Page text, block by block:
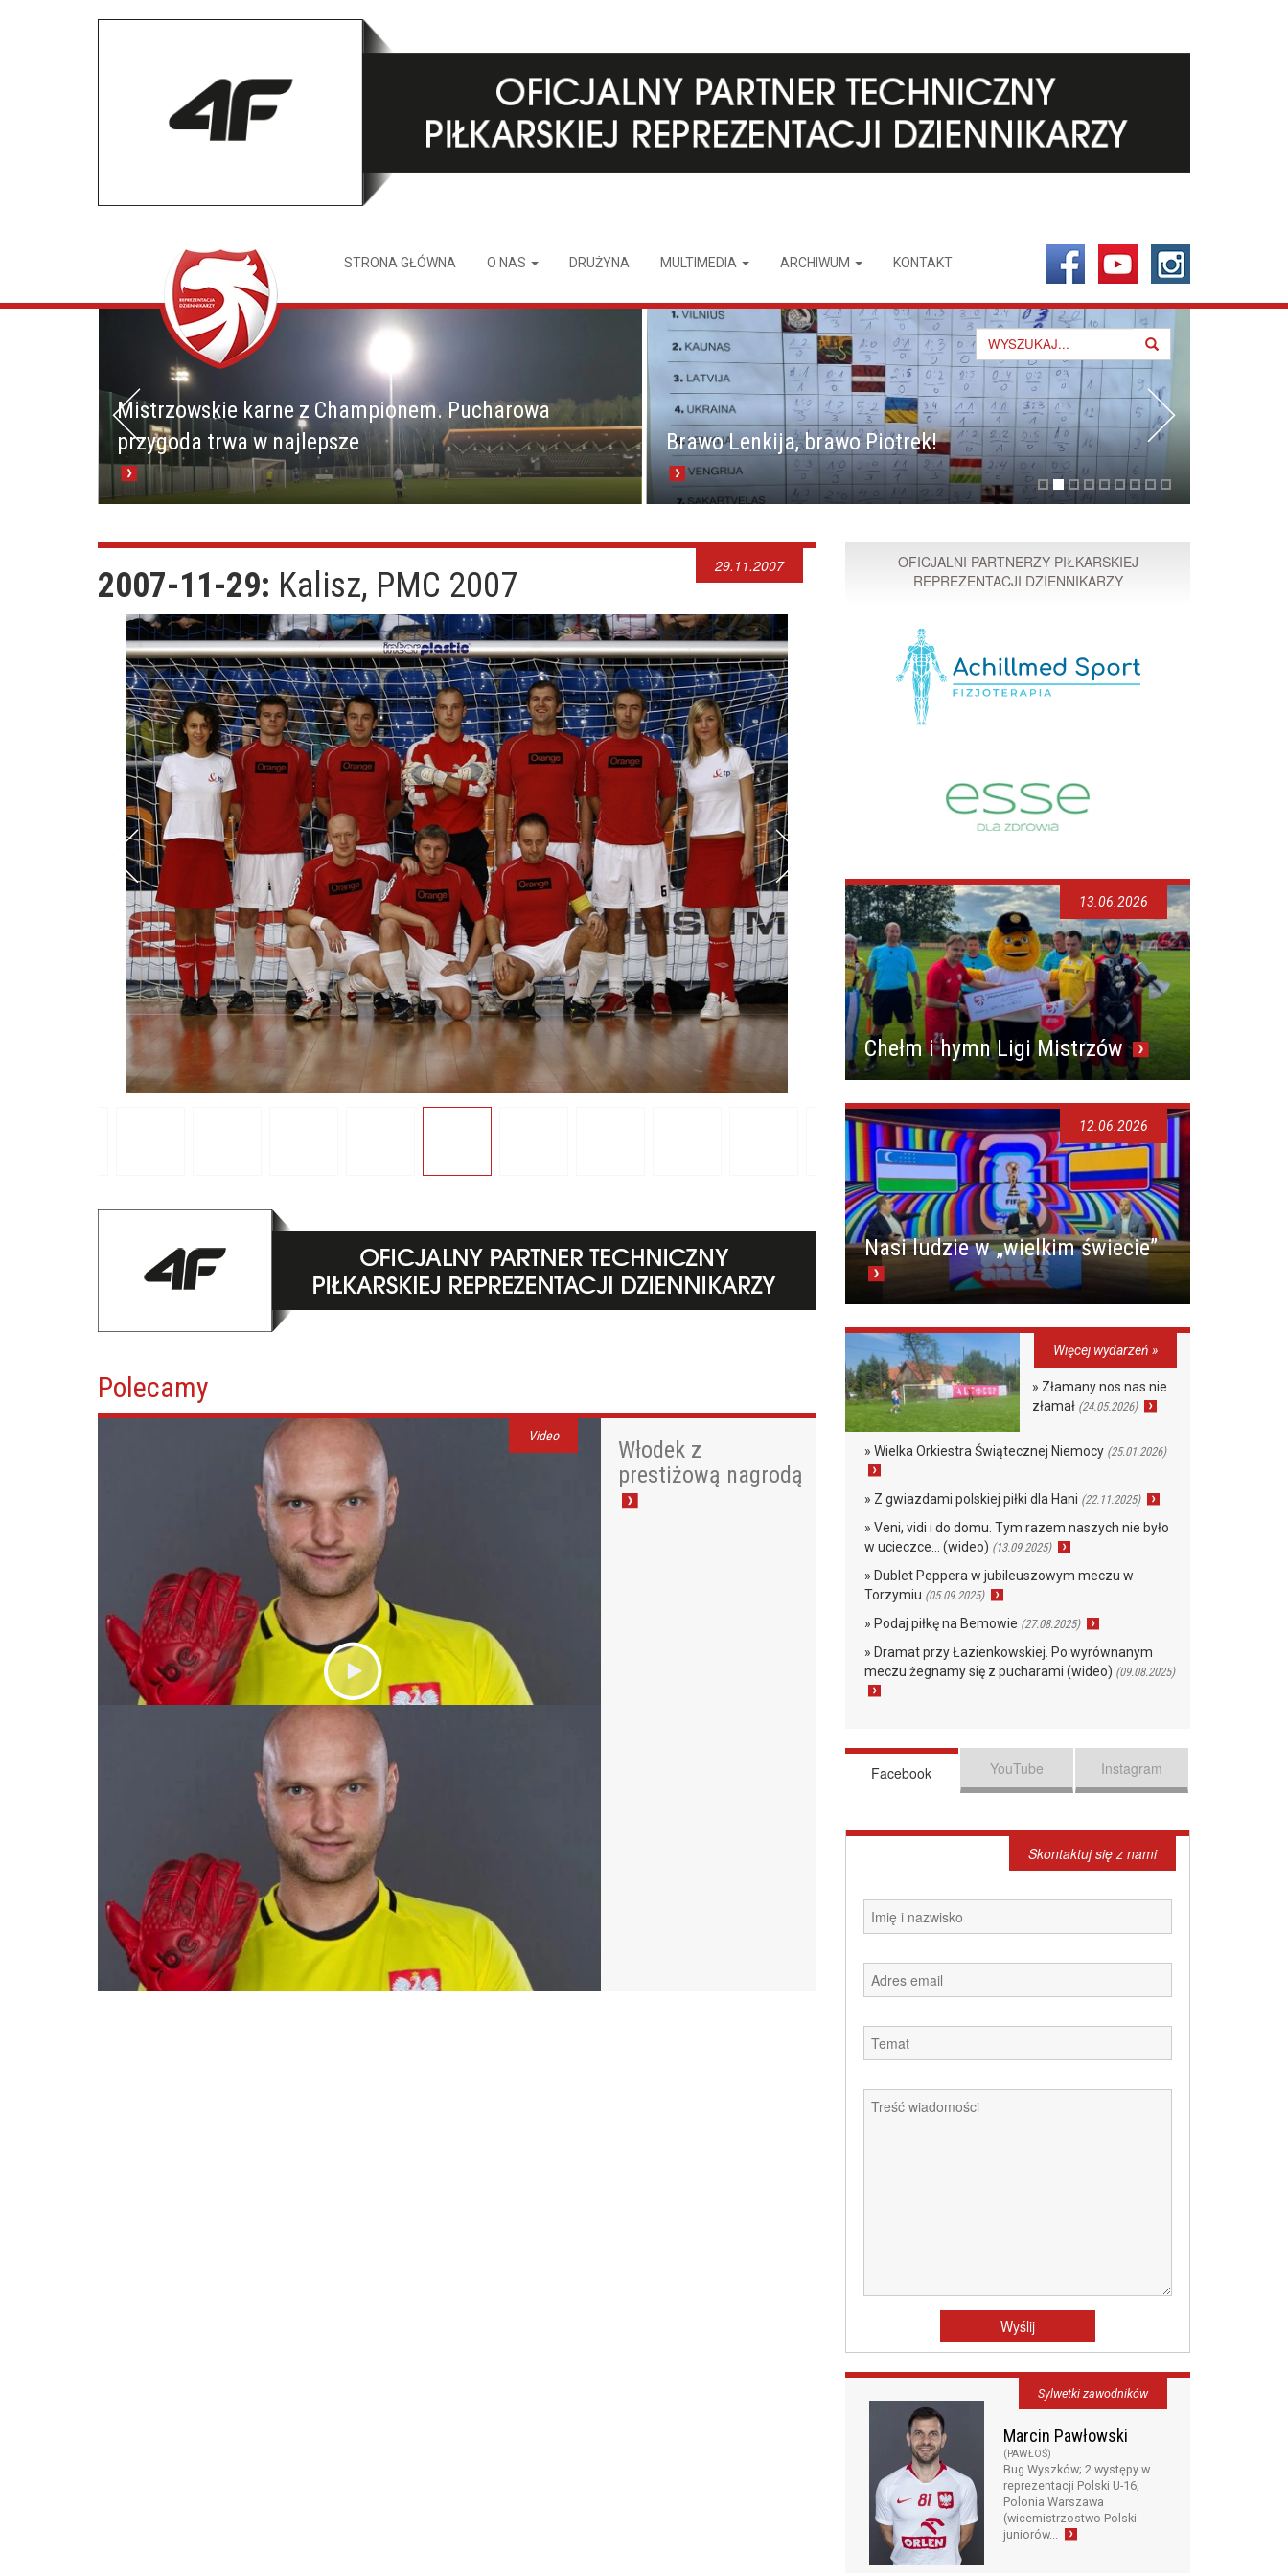
STRONA GŁÓWNA O NAS DRUŻYNA MULTIMEDIA ARCHIWUM KONTAKT
Search
for
Mistrzowskie karne z Championem. Pucharowa
przygoda trwa w najlepsze
Brawo Lenkija, brawo Piotrek!
29.11.2007
2007-11-29: Kalisz, PMC 2007
Polecamy
Video
Włodek z
prestiżową nagrodą
OFICJALNI PARTNERZY PIŁKARSKIEJ
REPREZENTACJI DZIENNIKARZY
Chełm i hymn Ligi Mistrzów
13.06.2026
Nasi ludzie w „wielkim świecie”
12.06.2026
Więcej wydarzeń »
» Złamany nos nas nie
złamał (24.05.2026)
» Wielka Orkiestra Świątecznej Niemocy (25.01.2026)
» Z gwiazdami polskiej piłki dla Hani (22.11.2025)
» Veni, vidi i do domu. Tym razem naszych nie było
w ucieczce… (wideo) (13.09.2025)
» Dublet Peppera w jubileuszowym meczu w
Torzymiu (05.09.2025)
» Podaj piłkę na Bemowie (27.08.2025)
» Dramat przy Łazienkowskiej. Po wyrównanym
meczu żegnamy się z pucharami (wideo) (09.08.2025)
Facebook YouTube Instagram
Skontaktuj się z nami
Marcin Pawłowski
(PAWŁOŚ)
Bug Wyszków; 2 występy w
reprezentacji Polski U-16;
Polonia Warszawa
(wicemistrzostwo Polski
juniorów...
Sylwetki zawodników